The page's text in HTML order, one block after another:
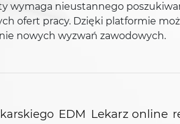
wymaga nieustannego
ofert pracy. Dzięki platformie
nowych wyzwań zawodowych.
EDM Lekarz online